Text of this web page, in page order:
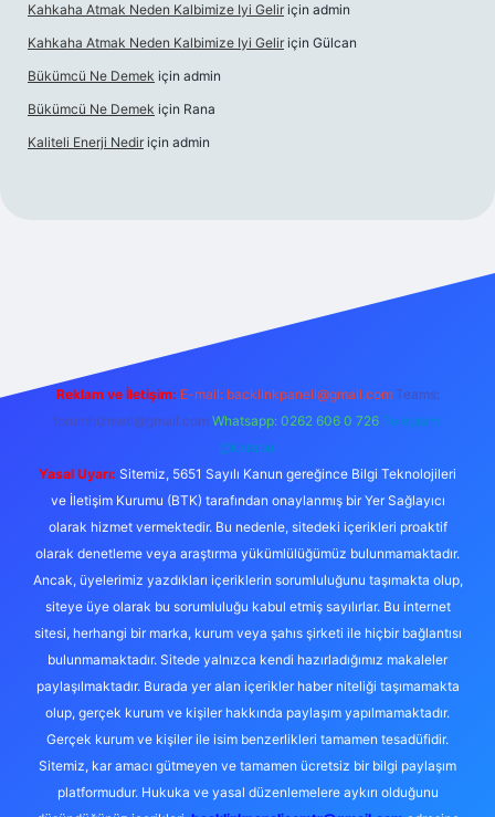
Kahkaha Atmak Neden Kalbimize Iyi Gelir için admin
Kahkaha Atmak Neden Kalbimize Iyi Gelir için Gülcan
Bükümcü Ne Demek için admin
Bükümcü Ne Demek için Rana
Kaliteli Enerji Nedir için admin
Reklam ve İletişim: E-mail: backlinkpaneli@gmail.com Teams:
forumhizmeti@gmail.com Whatsapp: 0262 606 0 726 Telegram:
@karabul
Yasal Uyarı: Sitemiz, 5651 Sayılı Kanun gereğince Bilgi Teknolojileri
ve İletişim Kurumu (BTK) tarafından onaylanmış bir Yer Sağlayıcı
olarak hizmet vermektedir. Bu nedenle, sitedeki içerikleri proaktif
olarak denetleme veya araştırma yükümlülüğümüz bulunmamaktadır.
Ancak, üyelerimiz yazdıkları içeriklerin sorumluluğunu taşımakta olup,
siteye üye olarak bu sorumluluğu kabul etmiş sayılırlar. Bu internet
sitesi, herhangi bir marka, kurum veya şahıs şirketi ile hiçbir bağlantısı
bulunmamaktadır. Sitede yalnızca kendi hazırladığımız makaleler
paylaşılmaktadır. Burada yer alan içerikler haber niteliği taşımamakta
olup, gerçek kurum ve kişiler hakkında paylaşım yapılmamaktadır.
Gerçek kurum ve kişiler ile isim benzerlikleri tamamen tesadüfidir.
Sitemiz, kar amacı gütmeyen ve tamamen ücretsiz bir bilgi paylaşım
platformudur. Hukuka ve yasal düzenlemelere aykırı olduğunu